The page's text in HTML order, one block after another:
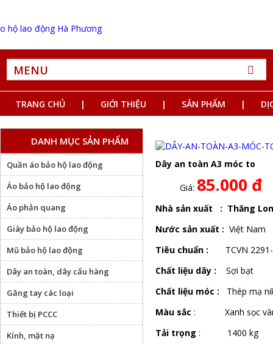
MENU
TRANG CHỦ GIỚI THIỆU SẢN PHẨM
Dây an toàn A3 móc to
Giá: 85.000 đ
Nhà sản xuất : Thăng
Nước sản xuất : Việt Nam
Tiêu chuẩn : TCVN
Chất liệu dây : Sợi bạt
Chất liệu móc : Thép mạ
Màu sắc : Xanh sọc
Tải trọng : 1400 kg
DANH MỤC SẢN PHẨM
Quần áo bảo hộ lao động
Áo bảo hộ lao động
Áo phản quang
Giày bảo hộ lao động
Mũ bảo hộ lao động
Dây an toàn, dây cẩu hàng
Găng tay các loại
Thiết bị PCCC
Kính, mặt nạ